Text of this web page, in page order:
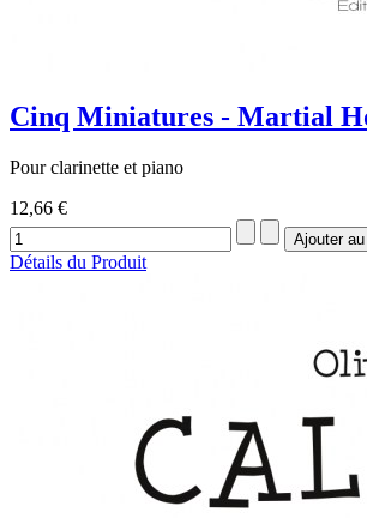
Cinq Miniatures - Martial
Pour clarinette et piano
12,66 €
Détails du Produit